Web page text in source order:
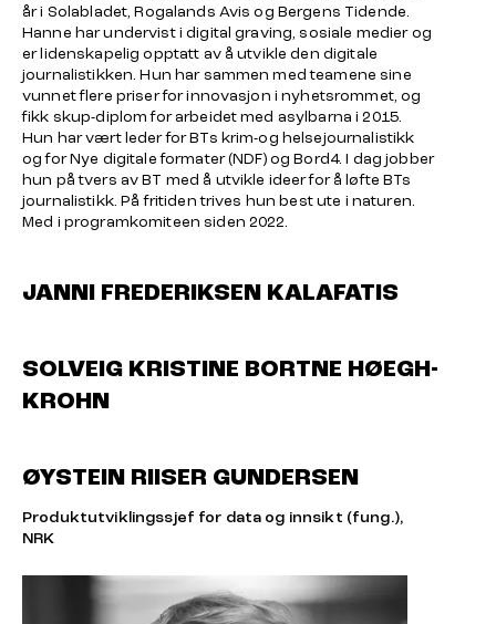
år i Solabladet, Rogalands Avis og Bergens Tidende.
Hanne har undervist i digital graving, sosiale medier og
er lidenskapelig opptatt av å utvikle den digitale
journalistikken. Hun har sammen med teamene sine
vunnet flere priser for innovasjon i nyhetsrommet, og
fikk skup-diplom for arbeidet med asylbarna i 2015.
Hun har vært leder for BTs krim-og helsejournalistikk
og for Nye digitale formater (NDF) og Bord4. I dag jobber
hun på tvers av BT med å utvikle ideer for å løfte BTs
journalistikk. På fritiden trives hun best ute i naturen.
Med i programkomiteen siden 2022.
JANNI FREDERIKSEN KALAFATIS
SOLVEIG KRISTINE BORTNE HØEGH-
KROHN
ØYSTEIN RIISER GUNDERSEN
Produktutviklingssjef for data og innsikt (fung.),
NRK